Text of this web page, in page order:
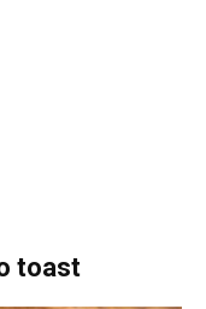
toast